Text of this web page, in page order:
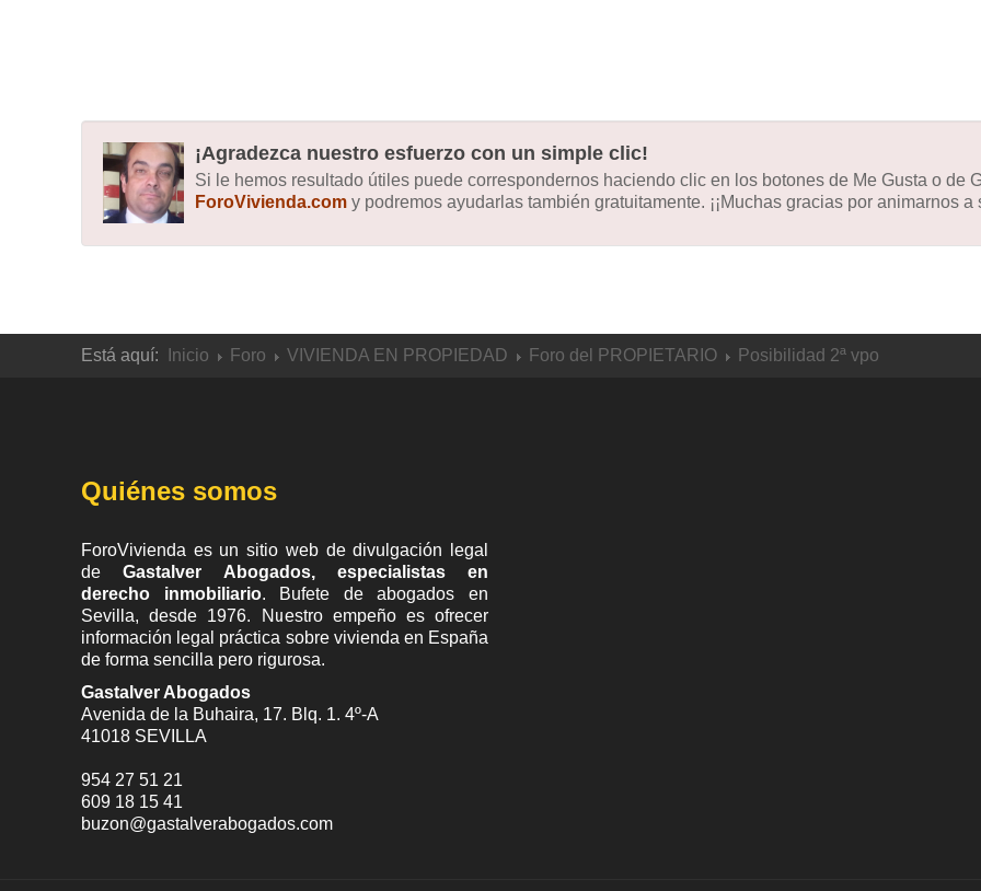
¡Agradezca nuestro esfuerzo con un simple clic!
Si le hemos resultado útiles puede correspondernos haciendo clic en los botones de Me Gusta o de
ForoVivienda.com y podremos ayudarlas también gratuitamente. ¡¡Muchas gracias por animarnos a
Está aquí: Inicio Foro VIVIENDA EN PROPIEDAD Foro del PROPIETARIO Posibilidad 2ª vpo
Quiénes somos
ForoVivienda es un sitio web de divulgación legal
deGastalver Abogados, especialistas en
derecho inmobiliario. Bufete deabogados en
Sevilla, desde 1976. Nuestro empeño es ofrecer
información legal práctica sobre vivienda en España
de forma sencilla pero rigurosa.
Gastalver Abogados
Avenida de la Buhaira, 17. Blq. 1. 4º-A
41018 SEVILLA
954 27 51 21
609 18 15 41
buzon@gastalverabogados.com